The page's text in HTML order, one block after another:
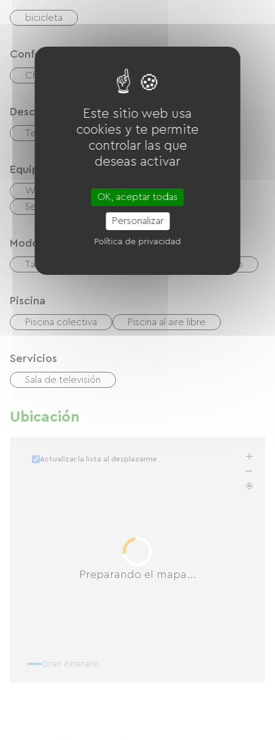
bicicleta
Confort
Chimenea
Descripción
Terraza Garaje
Equipos
Wifi gratuito
Salón de jardín
Secador de pelo
Modos de paiement
Tarjeta De Crédito Efectivo
Piscina
Piscina colectiva Piscina al aire libre
Servicios
Sala de televisión
Ubicación
Preparando el mapa...
Actualizar la lista al desplazarme
Gran itinerario
Este sitio web usa
cookies y te permite
controlar las que
deseas activar
OK, aceptar todas
Personalizar
Política de privacidad